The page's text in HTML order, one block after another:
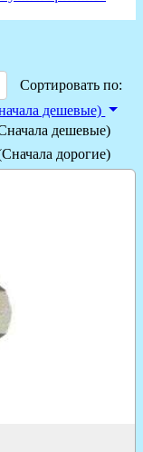
Сортировать по:
дешевые)
дешевые)
дорогие)